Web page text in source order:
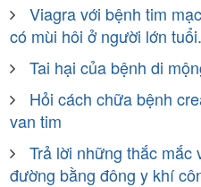
Viagra với bệnh tim
có mùi hôi ở người lớn
Tai hại của bệnh di
Hỏi cách chữa bệnh
van tim
Trả lời những thắc mắc
đường bằng đông y khí